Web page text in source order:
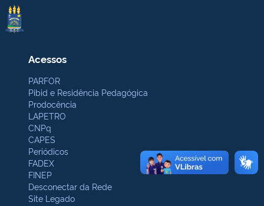
Acessos
PARFOR
Pibid e Residência Pedagógica
Prodocência
LAPETRO
CNPq
CAPES
Periódicos
FADEX
FINEP
Desconectar da Rede
Site Legado